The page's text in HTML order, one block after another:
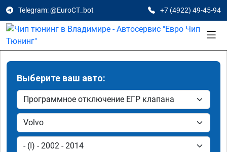
Telegram: @EuroCT_bot +7 (4922) 49-45-94
Выберите ваш авто: